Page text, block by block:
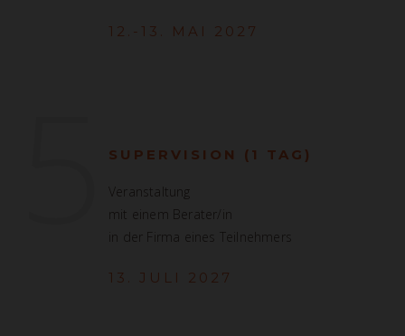
12.-13. MAI 2027
SUPERVISION (1 TAG)
Veranstaltung
mit einem Berater/in
in der Firma eines Teilnehmers
13. JULI 2027